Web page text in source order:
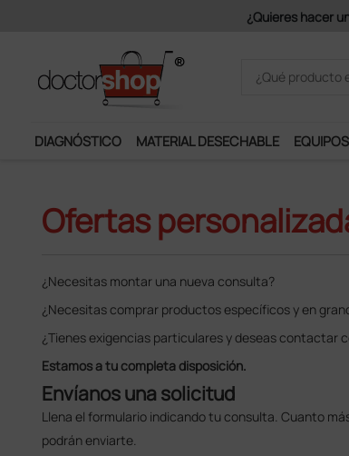
portes son gratuitos a partir de 150€ + IVA.
DIAGNÓSTICO MATERIAL DESECHABLE EQUIPOS
Ofertas
¿Necesitas montar una nueva consulta?
¿Necesitas comprar productos específicos y en
¿Tienes exigencias particulares y deseas contactar
Estamos a tu completa disposición.
Envíanos una solicitud
Llena el formulario indicando tu consulta. Cuanto
podrán enviarte.